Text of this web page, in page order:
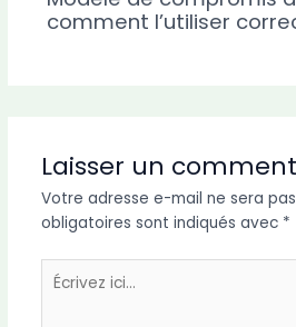
comment l’utiliser
Laisser un
Votre adresse e-mail ne sera
obligatoires sont indiqués avec *
Écrivez
ici…